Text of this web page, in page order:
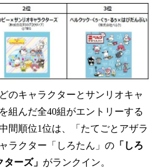
のキャラクターとサンリオキャ
組んだ全40組がエントリーする
間順位1位は、「たてごとアザラ
ラクター「しろたん」の 「しろ
ーズ」 がランクイン。